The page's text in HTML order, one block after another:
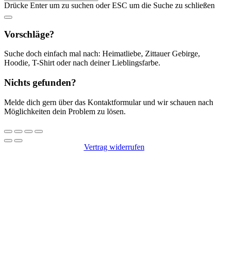
Drücke Enter um zu suchen oder ESC um die Suche zu schließen
Vorschläge?
Suche doch einfach mal nach: Heimatliebe, Zittauer Gebirge,
Hoodie, T-Shirt oder nach deiner Lieblingsfarbe.
Nichts gefunden?
Melde dich gern über das Kontaktformular und wir schauen nach
Möglichkeiten dein Problem zu lösen.
Vertrag widerrufen